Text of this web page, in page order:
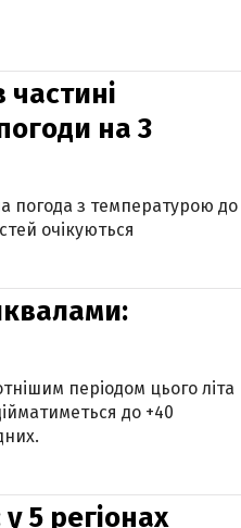
на 3
погода з температурою до
очікуються
періодом цього літа
до +40
5 регіонах